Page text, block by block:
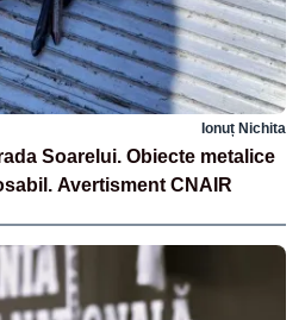
Ionuț Nichita
Soarelui. Obiecte metalice
Avertisment CNAIR